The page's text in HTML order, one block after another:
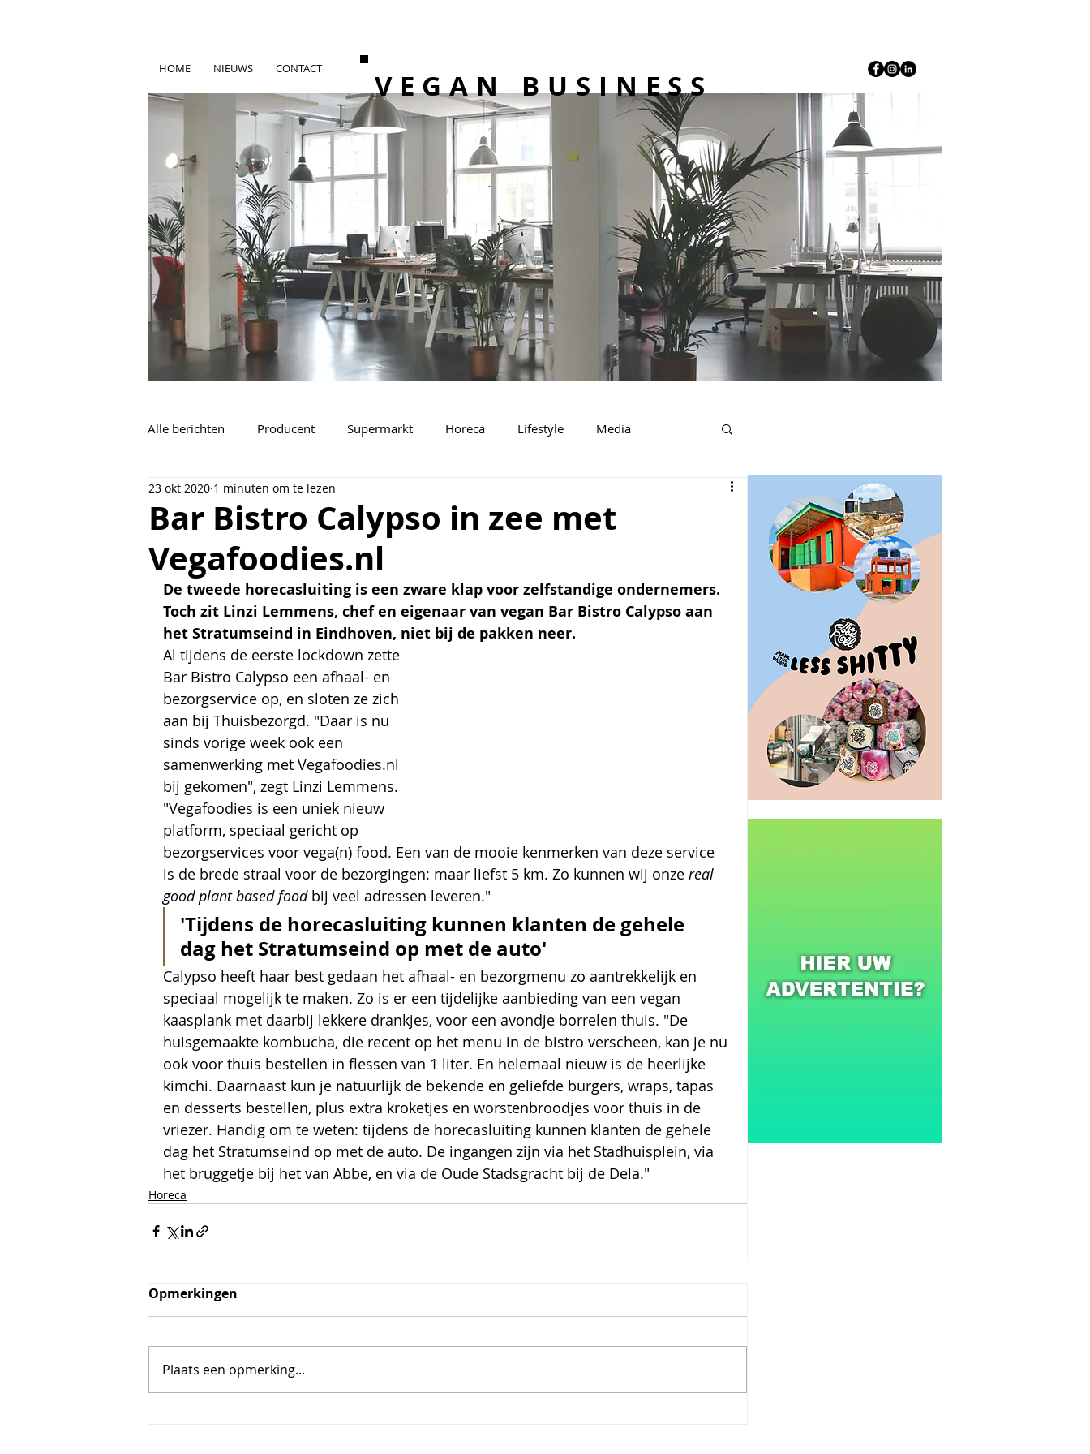
HOME NIEUWS CONTACT VEGAN BUSINESS
Alle berichten Producent Supermarkt Horeca Lifestyle Media
Vacatures Algemeen
Bar Bistro Calypso in zee met
Vegafoodies.nl
23 okt 2020 1 minuten om te lezen
De tweede horecasluiting is een zware klap voor zelfstandige ondernemers.
Toch zit Linzi Lemmens, chef en eigenaar van vegan Bar Bistro Calypso aan
het Stratumseind in Eindhoven, niet bij de pakken neer.
Al tijdens de eerste lockdown zette
Bar Bistro Calypso een afhaal- en
bezorgservice op, en sloten ze zich
aan bij Thuisbezorgd. "Daar is nu
sinds vorige week ook een
samenwerking met Vegafoodies.nl
bij gekomen", zegt Linzi Lemmens.
"Vegafoodies is een uniek nieuw
platform, speciaal gericht op
bezorgservices voor vega(n) food. Een van de mooie kenmerken van deze service
is de brede straal voor de bezorgingen: maar liefst 5 km. Zo kunnen wij onze real
good plant based food bij veel adressen leveren."
'Tijdens de horecasluiting kunnen klanten de gehele
dag het Stratumseind op met de auto'
Calypso heeft haar best gedaan het afhaal- en bezorgmenu zo aantrekkelijk en
speciaal mogelijk te maken. Zo is er een tijdelijke aanbieding van een vegan
kaasplank met daarbij lekkere drankjes, voor een avondje borrelen thuis. "De
huisgemaakte kombucha, die recent op het menu in de bistro verscheen, kan je nu
ook voor thuis bestellen in flessen van 1 liter. En helemaal nieuw is de heerlijke
kimchi. Daarnaast kun je natuurlijk de bekende en geliefde burgers, wraps, tapas
en desserts bestellen, plus extra kroketjes en worstenbroodjes voor thuis in de
vriezer. Handig om te weten: tijdens de horecasluiting kunnen klanten de gehele
dag het Stratumseind op met de auto. De ingangen zijn via het Stadhuisplein, via
het bruggetje bij het van Abbe, en via de Oude Stadsgracht bij de Dela."
Horeca
Opmerkingen
Plaats een opmerking...